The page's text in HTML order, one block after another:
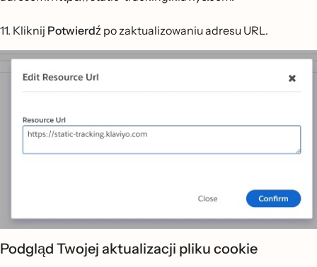
11. Kliknij Potwierdź po zaktualizowaniu adresu URL.
Podgląd Twojej aktualizacji pliku cookie